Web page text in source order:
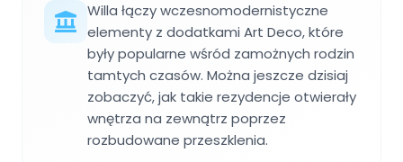
Willa łączy wczesnomodernistyczne
elementy z dodatkami Art Deco, które
były popularne wśród zamożnych rodzin
tamtych czasów. Można jeszcze dzisiaj
zobaczyć, jak takie rezydencje otwierały
wnętrza na zewnątrz poprzez
rozbudowane przeszklenia.